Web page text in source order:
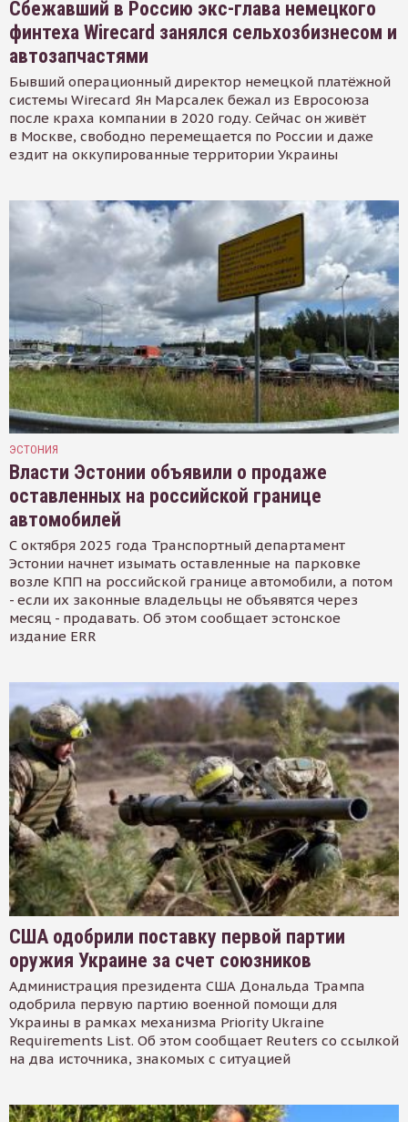
Сбежавший в Россию экс-глава немецкого
финтеха Wirecard занялся сельхозбизнесом и
автозапчастями
Бывший операционный директор немецкой платёжной
системы Wirecard Ян Марсалек бежал из Евросоюза
после краха компании в 2020 году. Сейчас он живёт
в Москве, свободно перемещается по России и даже
ездит на оккупированные территории Украины
ЭСТОНИЯ
Власти Эстонии объявили о продаже
оставленных на российской границе
автомобилей
С октября 2025 года Транспортный департамент
Эстонии начнет изымать оставленные на парковке
возле КПП на российской границе автомобили, а потом
- если их законные владельцы не объявятся через
месяц - продавать. Об этом сообщает эстонское
издание ERR
США одобрили поставку первой партии
оружия Украине за счет союзников
Администрация президента США Дональда Трампа
одобрила первую партию военной помощи для
Украины в рамках механизма Priority Ukraine
Requirements List. Об этом сообщает Reuters со ссылкой
на два источника, знакомых с ситуацией